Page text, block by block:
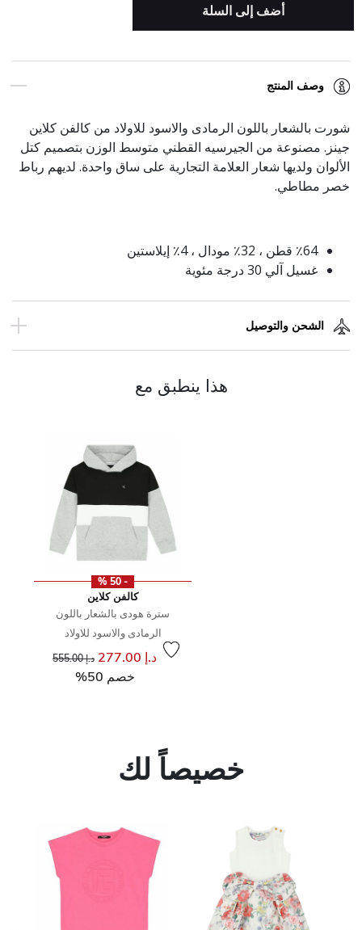
أضف إلى السلة
وصف المنتج
شورت بالشعار باللون الرمادى والاسود للاولاد من كالفن كلاين
جينز. مصنوعة من الجيرسيه القطني متوسط الوزن بتصميم كتل
الألوان ولديها شعار العلامة التجارية على ساق واحدة. لديهم رباط
خصر مطاطي.
٪64 قطن ، 32٪ مودال ، 4٪ إيلاستين
غسيل آلي 30 درجة مئوية
الشحن والتوصيل
هذا ينطبق مع
- 50 %
كالفن كلاين
سترة هودى بالشعار باللون
الرمادى والاسود للاولاد
د.إ 277.00 سعر مخفض مند.إ 555.00
خصم 50%
خصيصاً لك